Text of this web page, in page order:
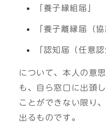
「養子縁組届」
「養子離縁届（
「認知届（任意認
について、本人の意
も、自ら窓口に出頭
ことができない限り
出るものです。